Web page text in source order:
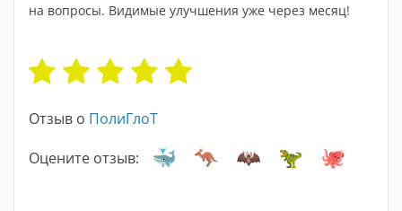
на вопросы. Видимые улучшения уже через месяц!
Отзыв о ПолиГлоТ
Оцените отзыв: